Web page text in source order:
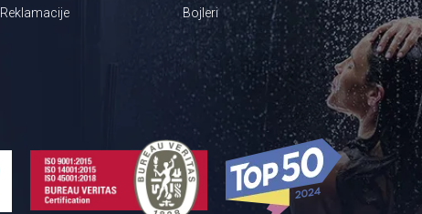
Reklamacije
Bojleri